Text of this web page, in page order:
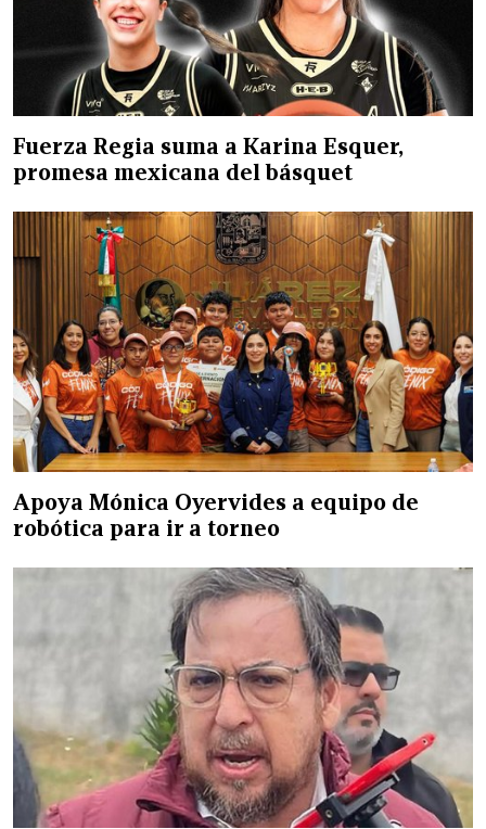
Fuerza Regia suma a Karina Esquer,
promesa mexicana del básquet
Apoya Mónica Oyervides a equipo de
robótica para ir a torneo